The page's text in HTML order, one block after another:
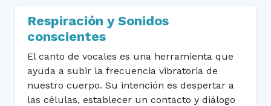
Respiración y Sonidos
conscientes
El canto de vocales es una herramienta que
ayuda a subir la frecuencia vibratoria de
nuestro cuerpo. Su intención es despertar a
las células, establecer un contacto y diálogo